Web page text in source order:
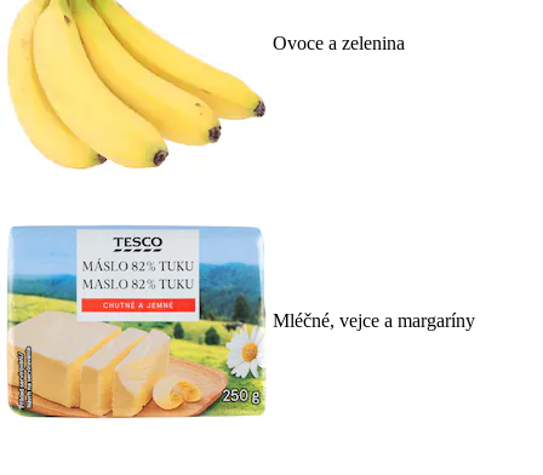
Ovoce a zelenina
Mléčné, vejce a margaríny